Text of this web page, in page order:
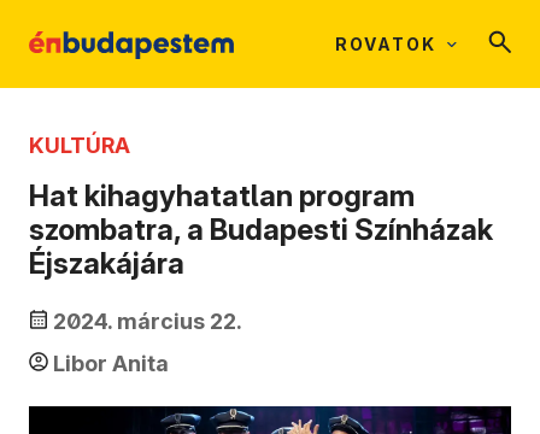
ROVATOK
KULTÚRA
Hat kihagyhatatlan program
szombatra, a Budapesti Színházak
Éjszakájára
2024. március 22.
Libor Anita